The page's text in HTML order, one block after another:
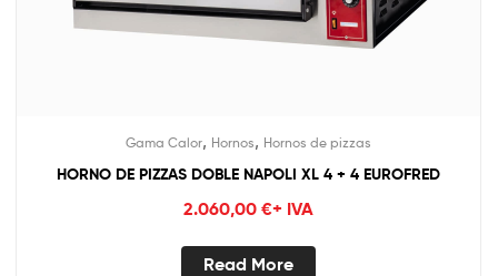
Gama Calor, Hornos, Hornos de pizzas
HORNO DE PIZZAS DOBLE NAPOLI XL 4 + 4 EUROFRED
2.060,00 €+ IVA
Read More